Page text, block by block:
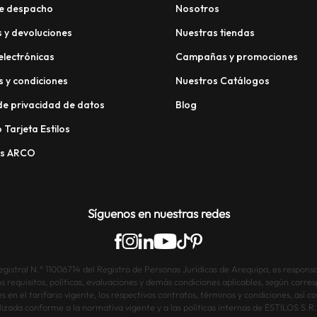
despacho
y devoluciones
y condiciones
privacidad de datos
Estilos
ARCO
Nosotros
Nuestras tiendas
Campañas y promociones
Nuestros Catálogos
Blog
Síguenos en nuestras redes
N.° 11006714 del Registro de Personas Jurídicas de Arequipa, es
políticas, evaluaciones y demás condiciones aplicables, según
en el tarifario vigente, los respectivos contratos, términos y condiciones, así
conforme a la normativa vigente y a las políticas internas de ESTILOS